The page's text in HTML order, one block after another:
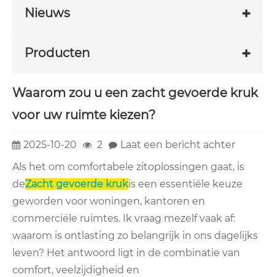
Nieuws
Producten
Waarom zou u een zacht gevoerde kruk
voor uw ruimte kiezen?
2025-10-20 2
Laat een bericht achter
Als het om comfortabele zitoplossingen gaat, is
deZacht gevoerde krukis een essentiële keuze
geworden voor woningen, kantoren en
commerciële ruimtes. Ik vraag mezelf vaak af:
waarom is ontlasting zo belangrijk in ons dagelijks
leven? Het antwoord ligt in de combinatie van
comfort, veelzijdigheid en